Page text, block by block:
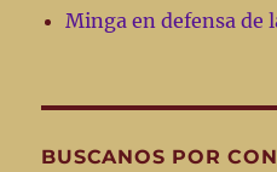
Minga en defensa de
BUSCANOS POR